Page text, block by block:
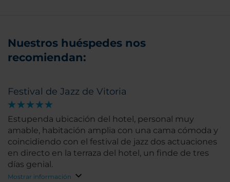
Nuestros huéspedes nos
recomiendan:
Festival de Jazz de Vitoria
Estupenda ubicación del hotel, personal muy
amable, habitación amplia con una cama cómoda y
coincidiendo con el festival de jazz dos actuaciones
en directo en la terraza del hotel, un finde de tres
días genial.
Mostrar información